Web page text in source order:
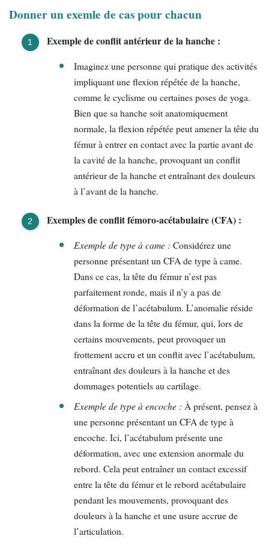
Donner un exemle de cas pour chacun
Exemple de conflit antérieur de la hanche :
Imaginez une personne qui pratique des activités
impliquant une flexion répétée de la hanche,
comme le cyclisme ou certaines poses de yoga.
Bien que sa hanche soit anatomiquement
normale, la flexion répétée peut amener la tête du
fémur à entrer en contact avec la partie avant de
la cavité de la hanche, provoquant un conflit
antérieur de la hanche et entraînant des douleurs
à l’avant de la hanche.
Exemples de conflit fémoro-acétabulaire (CFA) :
Exemple de type à came : Considérez une
personne présentant un CFA de type à came.
Dans ce cas, la tête du fémur n’est pas
parfaitement ronde, mais il n’y a pas de
déformation de l’acétabulum. L’anomalie réside
dans la forme de la tête du fémur, qui, lors de
certains mouvements, peut provoquer un
frottement accru et un conflit avec l’acétabulum,
entraînant des douleurs à la hanche et des
dommages potentiels au cartilage.
Exemple de type à encoche : À présent, pensez à
une personne présentant un CFA de type à
encoche. Ici, l’acétabulum présente une
déformation, avec une extension anormale du
rebord. Cela peut entraîner un contact excessif
entre la tête du fémur et le rebord acétabulaire
pendant les mouvements, provoquant des
douleurs à la hanche et une usure accrue de
l’articulation.